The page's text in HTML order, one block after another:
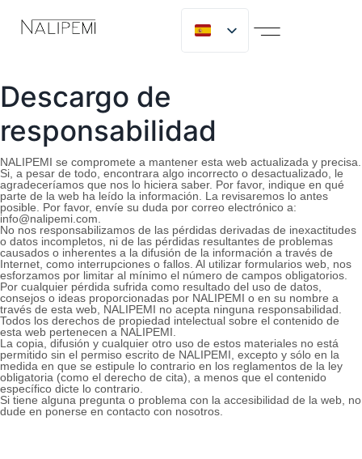
Descargo de
responsabilidad
NALIPEMI se compromete a mantener esta web actualizada y precisa.
Si, a pesar de todo, encontrara algo incorrecto o desactualizado, le
agradeceríamos que nos lo hiciera saber. Por favor, indique en qué
parte de la web ha leído la información. La revisaremos lo antes
posible. Por favor, envíe su duda por correo electrónico a:
info@nalipemi.com
No nos responsabilizamos de las pérdidas derivadas de inexactitudes
o datos incompletos, ni de las pérdidas resultantes de problemas
causados o inherentes a la difusión de la información a través de
Internet, como interrupciones o fallos. Al utilizar formularios web, nos
esforzamos por limitar al mínimo el número de campos obligatorios.
Por cualquier pérdida sufrida como resultado del uso de datos,
consejos o ideas proporcionadas por NALIPEMI o en su nombre a
través de esta web, NALIPEMI no acepta ninguna responsabilidad.
Todos los derechos de propiedad intelectual sobre el contenido de
esta web pertenecen a NALIPEMI.
La copia, difusión y cualquier otro uso de estos materiales no está
permitido sin el permiso escrito de NALIPEMI, excepto y sólo en la
medida en que se estipule lo contrario en los reglamentos de la ley
obligatoria (como el derecho de cita), a menos que el contenido
específico dicte lo contrario.
Si tiene alguna pregunta o problema con la accesibilidad de la web, no
dude en ponerse en contacto con nosotros.